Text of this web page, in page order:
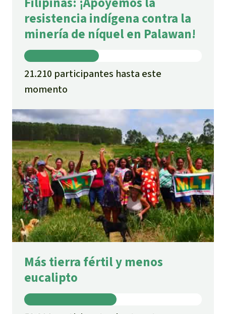
resistencia indígena contra la
minería de níquel en Palawan!
21.210 participantes hasta este
momento
Más tierra fértil y menos
eucalipto